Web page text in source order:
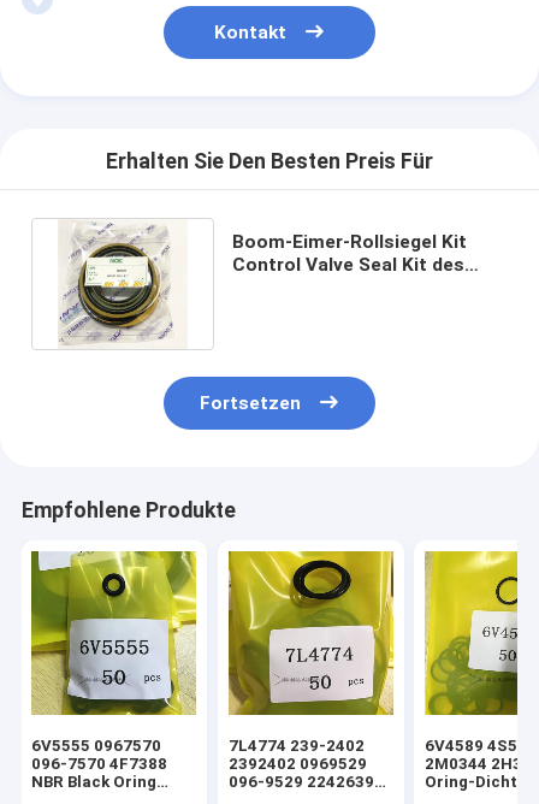
Kontakt
Erhalten Sie Den Besten Preis Für
Boom-Eimer-Rollsiegel Kit
Control Valve Seal Kit des
Fortsetzen
Empfohlene Produkte
6V5555 0967570
096-7570 4F7388
NBR Black Oring
7L4774 239-2402
2392402 0969529
096-9529 2242639
6V4589
2M0344
Oring-